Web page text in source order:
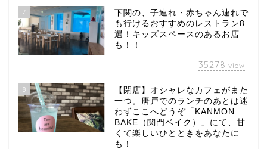
7
下関の、子連れ・赤ちゃん連れで
も行けるおすすめのレストラン8
選！キッズスペースのあるお店
も！！
35278 view
8
【閉店】オシャレなカフェがまた
一つ。唐戸でのランチのあとは迷
わずここへどうぞ「KANMON
BAKE（関門ベイク）」にて、甘
くて楽しいひとときをあなたに
も！